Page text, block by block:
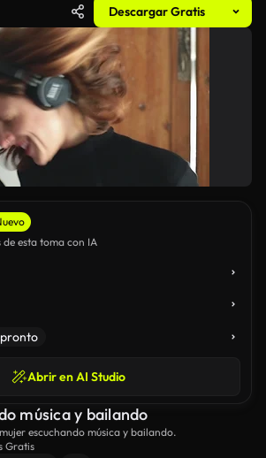
Descargar Gratis
de esta toma con IA
Abrir en AI Studio
música y bailando
escuchando música y bailando.
Gratis